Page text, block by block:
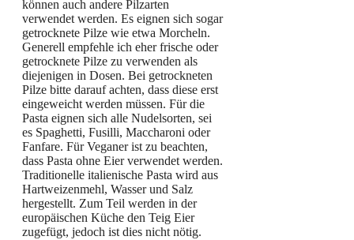
können auch andere Pilzarten
verwendet werden. Es eignen sich sogar
getrocknete Pilze wie etwa Morcheln.
Generell empfehle ich eher frische oder
getrocknete Pilze zu verwenden als
diejenigen in Dosen. Bei getrockneten
Pilze bitte darauf achten, dass diese erst
eingeweicht werden müssen. Für die
Pasta eignen sich alle Nudelsorten, sei
es Spaghetti, Fusilli, Maccharoni oder
Fanfare. Für Veganer ist zu beachten,
dass Pasta ohne Eier verwendet werden.
Traditionelle italienische Pasta wird aus
Hartweizenmehl, Wasser und Salz
hergestellt. Zum Teil werden in der
europäischen Küche den Teig Eier
zugefügt, jedoch ist dies nicht nötig.